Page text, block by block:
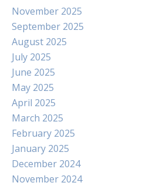
November 2025
September 2025
August 2025
July 2025
June 2025
May 2025
April 2025
March 2025
February 2025
January 2025
December 2024
November 2024